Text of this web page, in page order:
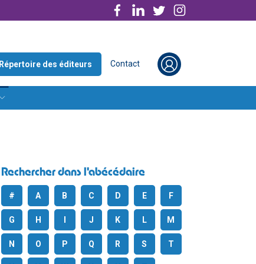
Répertoire des éditeurs Contact
Rechercher dans l'abécédaire
# A B C D E F
G H J K L M
N O P Q R S T